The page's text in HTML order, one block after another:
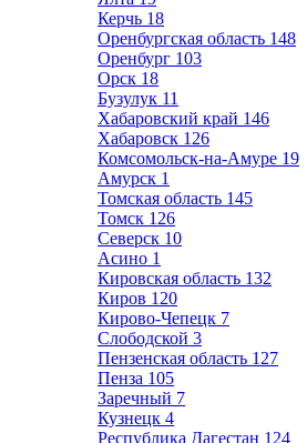
Керчь 18
Оренбургская область 148
Оренбург 103
Орск 18
Бузулук 11
Хабаровский край 146
Хабаровск 126
Комсомольск-на-Амуре 19
Амурск 1
Томская область 145
Томск 126
Северск 10
Асино 1
Кировская область 132
Киров 120
Кирово-Чепецк 7
Слободской 3
Пензенская область 127
Пенза 105
Заречный 7
Кузнецк 4
Республика Дагестан 124